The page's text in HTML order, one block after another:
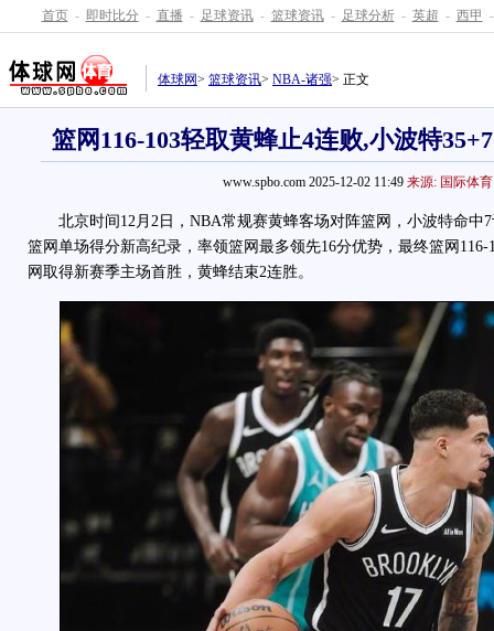
首页 - 即时比分 - 直播 - 足球资讯 - 篮球资讯 - 足球分析 - 英超 - 西甲 -
体球网> 篮球资讯> NBA-诸强> 正文
篮网116-103轻取黄蜂止4连败,小波特
www.spbo.com 2025-12-02 11:49 来源: 国际体育
北京时间12月2日，NBA常规赛黄蜂客场对阵篮网，小波特命中7
篮网单场得分新高纪录，率领篮网最多领先16分优势，最终篮网
网取得新赛季主场首胜，黄蜂结束2连胜。